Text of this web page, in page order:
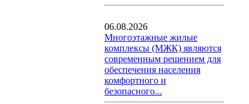
06.08.2026
Многоэтажные жилые
комплексы (МЖК) являются
современным решением для
обеспечения населения
комфортного и
безопасного...